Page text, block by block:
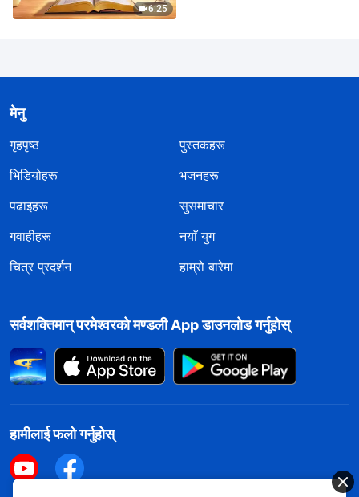
6:25
मेनु
गृहपृष्ठ
पुस्तकहरू
भिडियोहरू
भजनहरू
पढाइहरू
सुसमाचार
गवाहीहरू
नयाँ युग
चित्र प्रदर्शन
हाम्रो बारेमा
सर्वशक्तिमान्‌ परमेश्‍वरको मण्डली App डाउनलोड गर्नुहोस्
हामीलाई फलो गर्नुहोस्